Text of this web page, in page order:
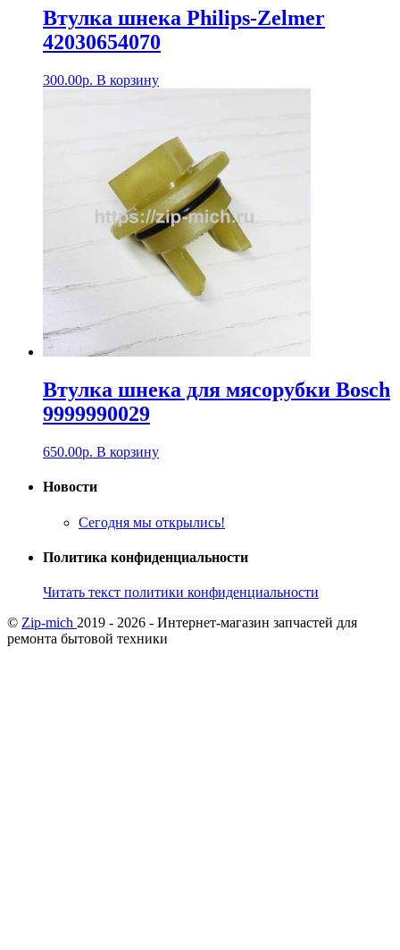
Втулка шнека Philips-Zelmer
42030654070
300.00р. В корзину
Втулка шнека для мясорубки Bosch
9999990029
650.00р. В корзину
Новости
Сегодня мы открылись!
Политика конфиденциальности
Читать текст политики конфиденциальности
© Zip-mich 2019 - 2026 - Интернет-магазин запчастей для
ремонта бытовой техники